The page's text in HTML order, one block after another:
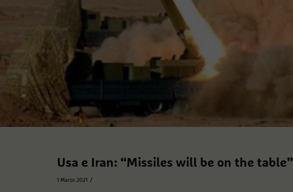
Usa e Iran: “Missiles will be on the table”
1 Marzo 2021 /